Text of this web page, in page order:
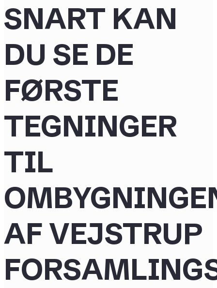
SNART KAN
DU SE DE
FØRSTE
TEGNINGER
TIL
AF VEJSTRUP